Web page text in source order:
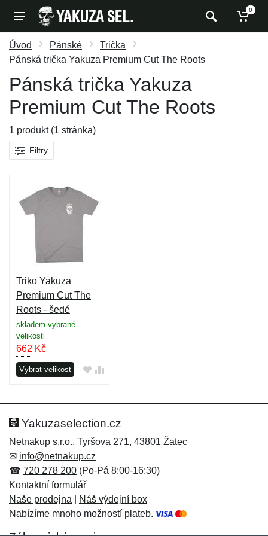
0
Úvod Pánské
Trička
Pánská trička Yakuza Premium Cut The Roots
Pánská trička Yakuza
Premium Cut The Roots
1 produkt (1 stránka)
Filtry
Triko Yakuza
Premium Cut The
Roots - šedé
skladem vybrané
velikosti
662 Kč
Vybrat velikost
Yakuzaselection.cz
Netnakup s.r.o., Tyršova 271, 43801 Žatec
✉ info@netnakup.cz
☎ 720 278 200 (Po-Pá 8:00-16:30)
Kontaktní formulář
Naše prodejna
Náš výdejní box
Nabízíme mnoho možností plateb.